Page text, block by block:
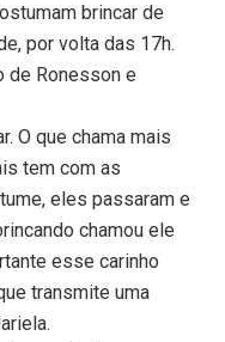
brincar de
por volta das 17h.
de Ronesson e
O que chama mais
tem com as
eles passaram e
chamou ele
esse carinho
transmite uma